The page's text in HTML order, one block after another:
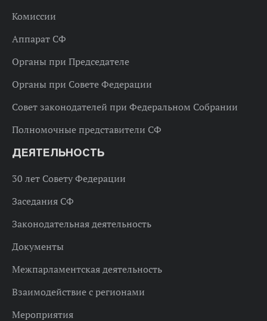
Комиссии
Аппарат СФ
Органы при Председателе
Органы при Совете Федерации
Совет законодателей при Федеральном Собрании
Полномочные представители СФ
ДЕЯТЕЛЬНОСТЬ
30 лет Совету Федерации
Заседания СФ
Законодательная деятельность
Документы
Межпарламентская деятельность
Взаимодействие с регионами
Мероприятия